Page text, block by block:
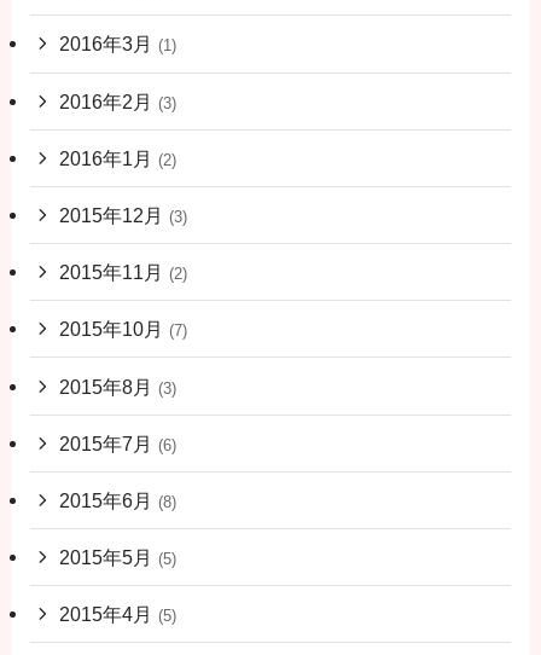
2016年3月 (1)
2016年2月 (3)
2016年1月 (2)
2015年12月 (3)
2015年11月 (2)
2015年10月 (7)
2015年8月 (3)
2015年7月 (6)
2015年6月 (8)
2015年5月 (5)
2015年4月 (5)